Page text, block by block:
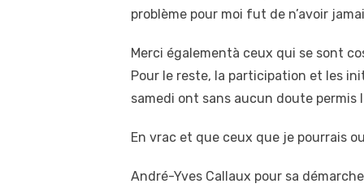
problème pour moi fut de n’avoir
Merci égalementà ceux qui se sont
Pour le reste, la participation et les
samedi ont sans aucun doute
En vrac et que ceux que je pourrais
André-Yves Callaux pour sa